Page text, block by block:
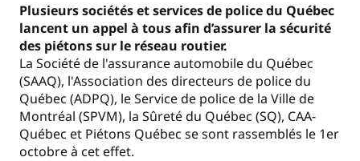
Plusieurs sociétés et services de police du Québec
lancent un appel à tous afin d’assurer la sécurité
des piétons sur le réseau routier.
La Société de l'assurance automobile du Québec
(SAAQ), l'Association des directeurs de police du
Québec (ADPQ), le Service de police de la Ville de
Montréal (SPVM), la Sûreté du Québec (SQ), CAA-
Québec et Piétons Québec se sont rassemblés le 1er
octobre à cet effet.